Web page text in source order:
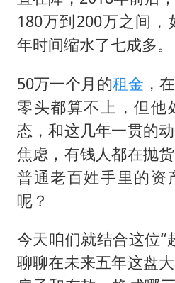
180万到200万之间
年时间缩水了七成多。
50万一个月的租金 ，
零头都算不上，但他
态，和这几年一贯的
焦虑，有钱人都在抛
普通老百姓手里的资
呢？
今天咱们就结合这位“
聊聊在未来五年这盘